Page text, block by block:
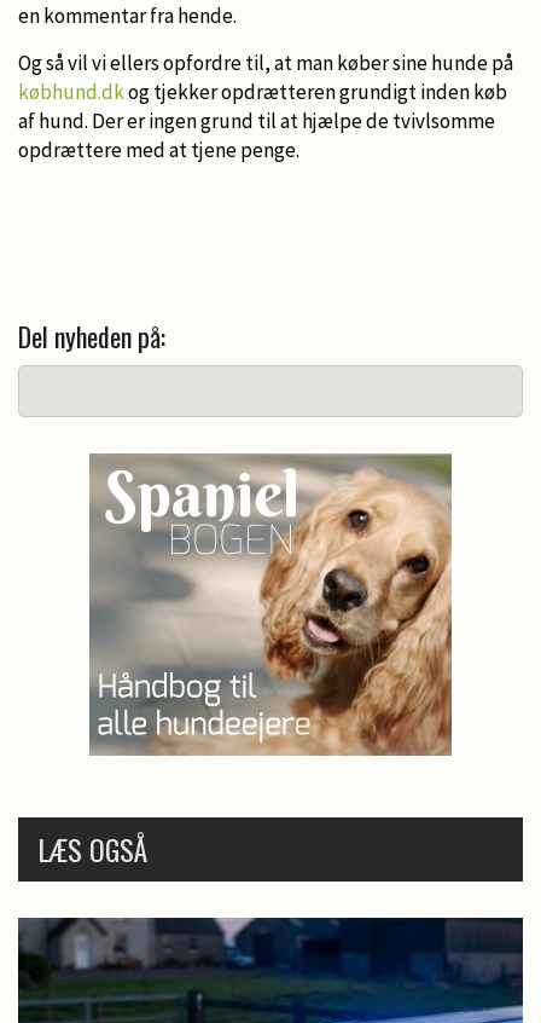
en kommentar fra hende.
Og så vil vi ellers opfordre til, at man køber sine hunde på
købhund.dkog tjekker opdrætteren grundigt inden køb
af hund. Der er ingen grund til at hjælpe de tvivlsomme
opdrættere med at tjene penge.
Del nyheden på:
LÆS OGSÅ